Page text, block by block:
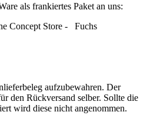
als frankiertes Paket an uns:
Concept Store - Fuchs
aufzubewahren. Der
den Rückversand selber. Sollte die
wird diese nicht angenommen.